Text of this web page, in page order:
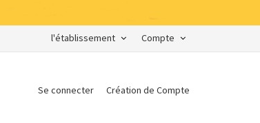
Compte
l'établissement
Se connecter Création de Compte